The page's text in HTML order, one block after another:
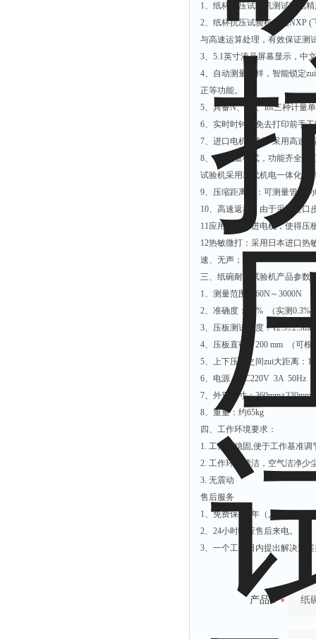
1、纸杯抗压试验机测试数据
2、纸杯抗压试验机采用NXP (
与高速运算处理，有效保证测
3、5.1英寸液晶屏幕显示，中
4、自动测量试样，智能锁定
正等功能。
5、具备N、kgf、lbf三种计量
6、实时时钟，免去打印前手
7、进口电机控制：采用高速
8、*的测量模式，功能齐全，
试验机采用现代机电一体化设
9、压缩距离大：可测量管径
10、高速返程：由于采用进
11应用进口步进电机，使得
12热敏微打：采用日本进口热
速、无声；
三、纸碗耐压试验机产品参数
1、测量范围：60N～3000N
2、准确度：<1% （实测0.3%
3、压板测试速度：
4、压板直径：200 mm （可
5、上下压板之间zui大距离：
6、电源：AC220V 3A 50Hz
7、外形尺寸：
8、重量：约65kg
四、工作环境要求：
1. 工作台稳固,便于工作基准调
2. 工作环境清洁，空气洁净少
3. 无震动
售后服务
1、免费保修1年（人为损坏及
2、24小时响应售后来电。
3、一个工作日内提出解决方
产品：